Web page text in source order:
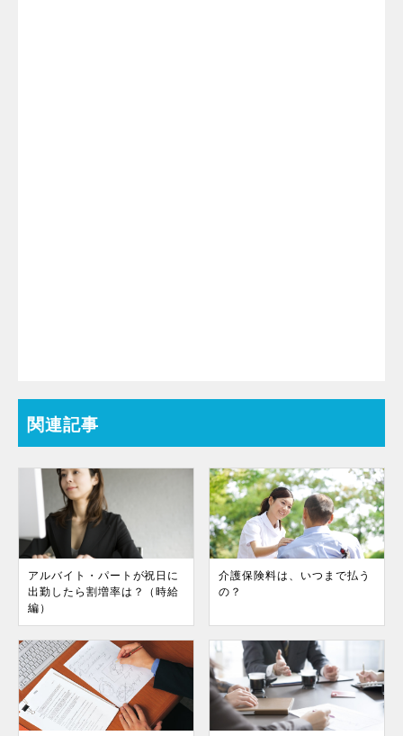
関連記事
アルバイト・パートが祝日に
出勤したら割増率は？（時給
編）
介護保険料は、いつまで払う
の？